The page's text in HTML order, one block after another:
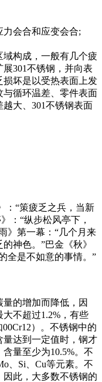
会合和应变会合;
构成，一般有几个疲
301不锈钢，并向表
坏是以受热表面上发
循环温差、零件表面
大、301不锈钢表面
：“策疲乏之兵，当新
：“纵步松风亭下，
》第一幕：“几个月来
神色。”巴金《秋》
全是不如意的事情。”
的增加而降低，因
不超过1.2%，有些
）。不锈钢中的
量达到一定值时，钢才
量至少为10.5%。不
、Si、Cu等元素。不
此，大多数不锈钢的